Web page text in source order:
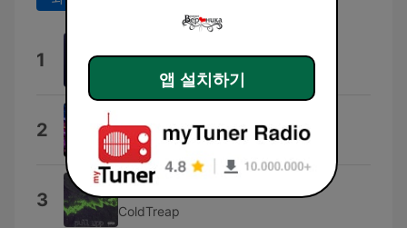
1 Мирослав Миндов
2 Тони Стораро
3 ColdTreap
앱 설치하기